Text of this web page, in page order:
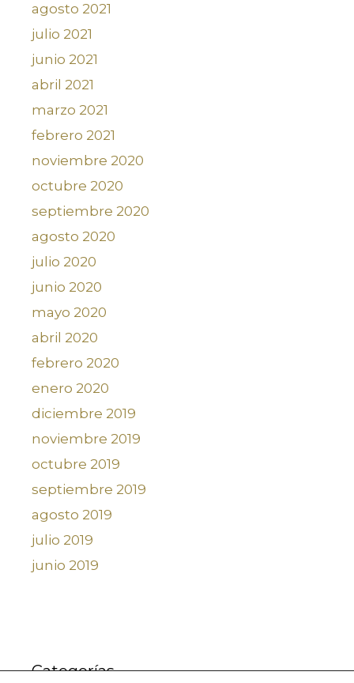
agosto 2021
julio 2021
junio 2021
abril 2021
marzo 2021
febrero 2021
noviembre 2020
octubre 2020
septiembre 2020
agosto 2020
julio 2020
junio 2020
mayo 2020
abril 2020
febrero 2020
enero 2020
diciembre 2019
noviembre 2019
octubre 2019
septiembre 2019
agosto 2019
julio 2019
junio 2019
Categorías